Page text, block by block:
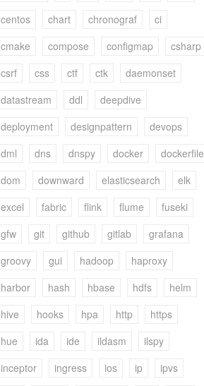
centos
chart chronograf
ci
cmake
compose configmap
csharp
csrf
css ctf ctk
daemonset
datastream
ddl
deepdive
deployment
designpattern
devops
dml
dns dnspy docker
dockerfile
dom
downward elasticsearch
elk
excel
fabric flink flume
fuseki
gfw
git github gitlab
grafana
groovy
gui hadoop
haproxy
harbor
hash hbase hdfs
helm
hive
hooks hpa http
https
hue
ida ide ildasm
ilspy
inceptor
ingress ios ip
ipvs